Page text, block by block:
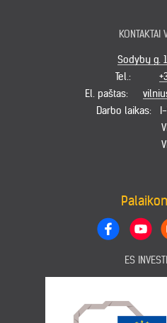
KONTAKTAI
Sodybų g.
Tel.:
El. paštas:
Darbo laikas:
ES